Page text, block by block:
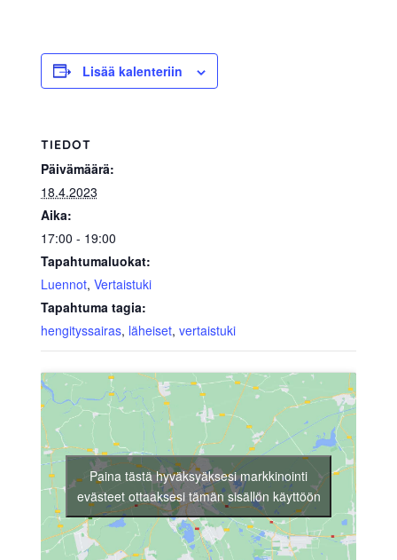
Lisää kalenteriin
TIEDOT
Päivämäärä:
18.4.2023
Aika:
17:00 - 19:00
Tapahtumaluokat:
Luennot, Vertaistuki
Tapahtuma tagia:
hengityssairas, läheiset, vertaistuki
Paina tästä hyväksyäksesi markkinointi
evästeet ottaaksesi tämän sisällön käyttöön